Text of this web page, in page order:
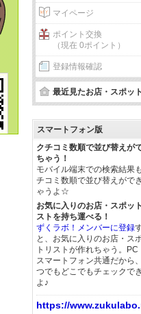
マイページ
ポイント交換
（現在 0ポイント）
登録情報確認
最近見たお店・スポット
スマートフォン版
クチコミ数順で並び替えが
ちゃう！
モバイル端末での検索結果
チコミ数順で並び替えがで
ゃうよ☆
お気に入りのお店・スポッ
ストを持ち運べる！
ずくラボ！メンバーに登録
と、お気に入りのお店・ス
トリストが作れちゃう。PC
スマートフォン共通だから
つでもどこでもチェックで
よ♪
https://